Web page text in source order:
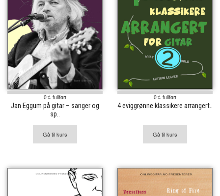
0% fullført
Jan Eggum på gitar – sanger og
sp..
Gå til kurs
0% fullført
4 eviggrønne klassikere arrangert..
Gå til kurs